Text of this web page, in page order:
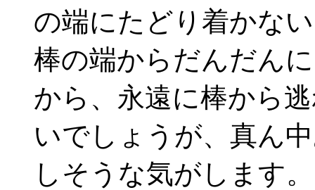
の端にたどり着かな
棒の端からだんだん
から、永遠に棒から
いでしょうが、真ん
しそうな気がします。